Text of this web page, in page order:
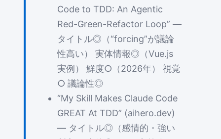
Code to TDD: An Agentic
Red-Green-Refactor Loop” —
タイトル◎（“forcing”が議論
性高い） 実体情報◎（Vue.js
実例） 鮮度○（2026年） 視覚
○ 議論性◎
“My Skill Makes Claude Code
GREAT At TDD” (aihero.dev)
— タイトル◎（感情的・強い